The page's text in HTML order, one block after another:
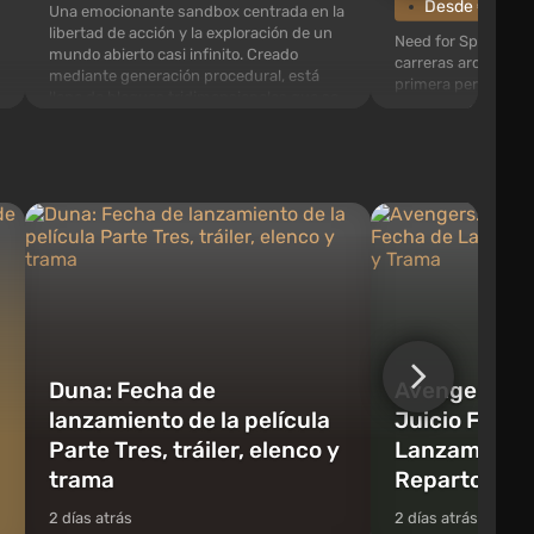
Una emocionante sandbox centrada en la
libertad de acción y la exploración de un
mundo abierto casi infinito. Creado
mediante generación procedural, está
Desde €0.96
Need for Speed:
carreras arcade
primera persona.
Duna: Fecha de
lanzamiento de la película
Parte Tres, tráiler, elenco y
trama
2 días atrás
Avengers:
Juicio Final:
Reparto y
2 días atrás